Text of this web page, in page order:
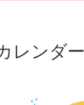
レンダー